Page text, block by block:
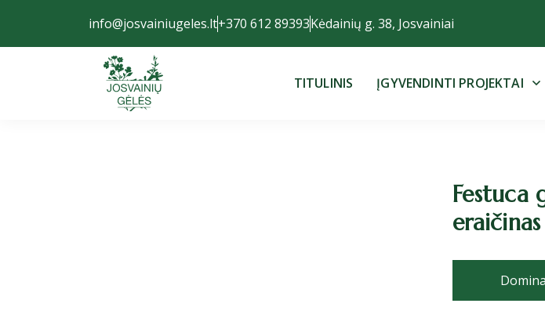
info@josvainiugeles.lt+370 612 89393Kėdainių g. 38, Josvainiai
TITULINIS ĮGYVENDINTI PROJEKTAI
Festuca